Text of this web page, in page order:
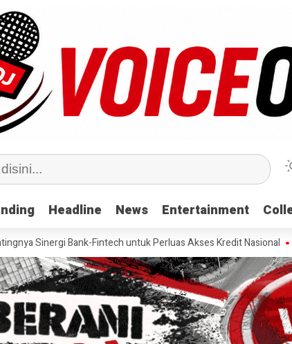
Headline News Entertainment
Headline News Entertainment
Bank-Fintech untuk Perluas Akses Kredit Nasional Pevita